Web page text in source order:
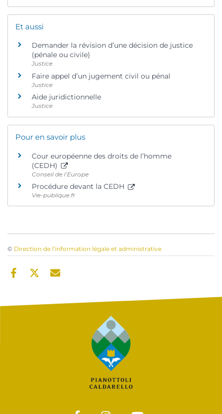
Et aussi
Demander la révision d’une décision de justice
(pénale ou civile)
Justice
Faire appel d’un jugement civil ou pénal
Justice
Aide juridictionnelle
Justice
Pour en savoir plus
Cour européenne des droits de l’homme
(CEDH)
Conseil de l’Europe
Procédure devant la CEDH
Vie-publique.fr
© Direction de l’information légale et administrative